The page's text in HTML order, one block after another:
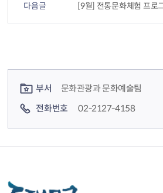
다음글 [9월] 전통문화체험 프로
부서
문화관광과 문화예술팀
전화번호
02-2127-4158